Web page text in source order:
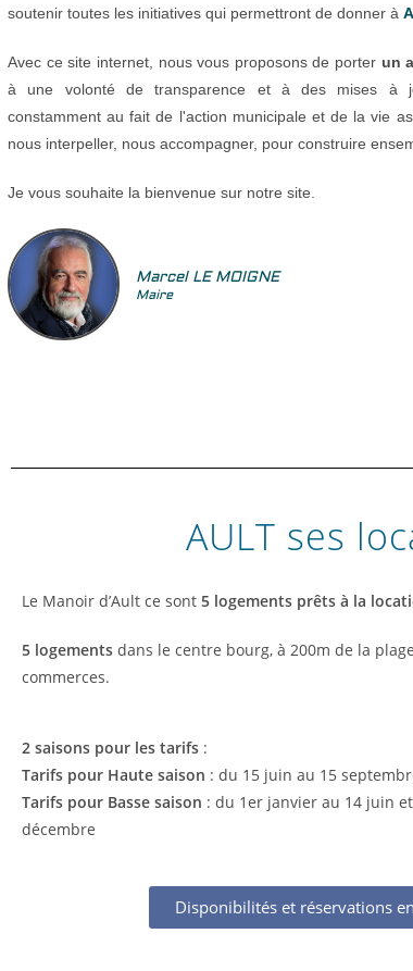
soutenir toutes les initiatives qui permettront de donner à
Avec ce site internet, nous vous proposons de porter un
à une volonté de transparence et à des mises à
constamment au fait de l'action municipale et de la vie
nous interpeller, nous accompagner, pour construire
Je vous souhaite la bienvenue sur notre site.
Marcel LE MOIGNE
Maire
AULT ses
Le Manoir d’Ault ce sont 5 logements prêts à la
5 logements dans le centre bourg, à 200m de la
commerces.
2 saisons pour les tarifs :
Tarifs pour Haute saison : du 15 juin au 15
Tarifs pour Basse saison : du 1er janvier au 14 juin
décembre
Disponibilités et réservations